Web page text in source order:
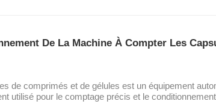
De La Machine À Compter Les
de comprimés et de gélules est un équipement
utilisé pour le comptage précis et le